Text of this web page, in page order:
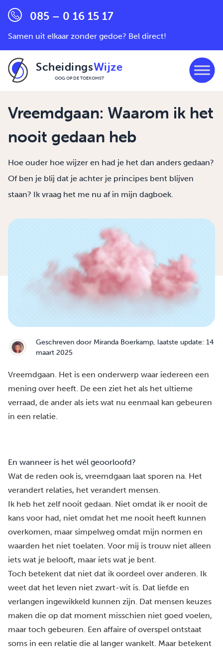
085 – 0 16 15 17
Samen uit elkaar zonder gedoe? Bel direct!
ScheidingsWijze
OOG OP DE TOEKOMST
Vreemdgaan: Waarom ik het
nooit gedaan heb
Hoe ouder hoe wijzer en had je het dan anders gedaan?
Of ben je blij dat je achter je principes bent blijven
staan? Ik vraag het me nu af in mijn dagboek.
Geschreven door Miranda Boerkamp, laatste update: 14
maart 2025
Vreemdgaan. Het is een onderwerp waar iedereen een
mening over heeft. De een ziet het als het ultieme
verraad, de ander als iets wat nu eenmaal kan gebeuren
in een relatie.
En wanneer is het wél geoorloofd?
Wat de reden ook is, vreemdgaan laat sporen na. Het
verandert relaties, het verandert mensen.
Ik heb het zelf nooit gedaan. Niet omdat ik er nooit de
kans voor had, niet omdat het me nooit heeft kunnen
overkomen, maar simpelweg omdat mijn normen en
waarden het niet toelaten. Voor mij is trouw niet alleen
iets wat je belooft, maar iets wat je bent.
Toch betekent dat niet dat ik oordeel over anderen. Ik
weet dat het leven niet zwart-wit is. Dat liefde en
verlangen ingewikkeld kunnen zijn. Dat mensen keuzes
maken die op dat moment misschien niet goed voelen,
maar toch gebeuren. Een affaire of overspel ontstaat
soms in een relatie die al langer wankelt. Maar betekent